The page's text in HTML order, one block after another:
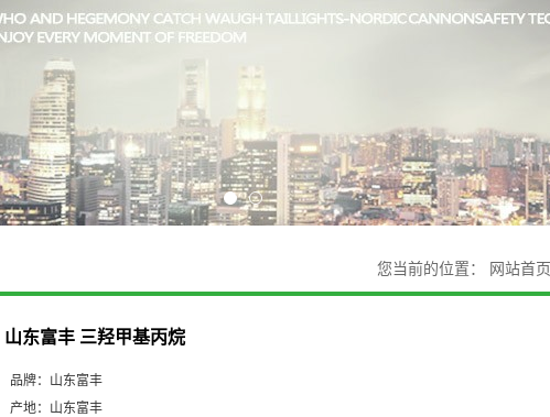
您当前的位置： 网站首页
山东富丰 三羟甲基丙烷
品牌： 山东富丰
产地： 山东富丰